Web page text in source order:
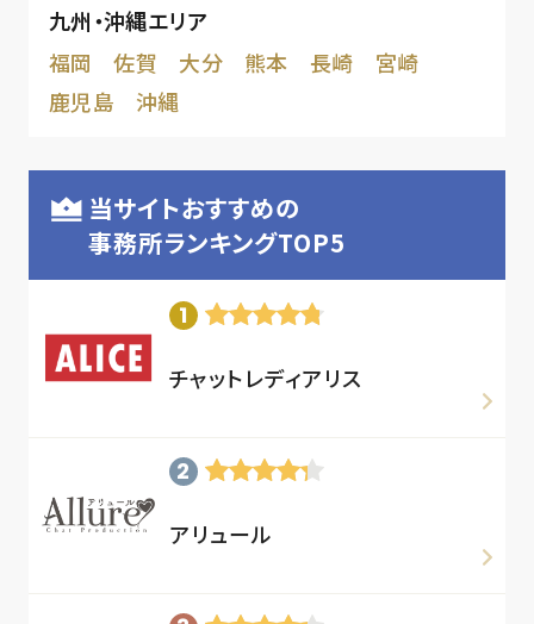
九州・沖縄エリア
福岡
佐賀 大分 熊本 長崎
宮崎
鹿児島
沖縄
当サイトおすすめの
事務所ランキングTOP5
チャットレディアリス
アリュール